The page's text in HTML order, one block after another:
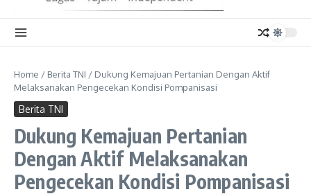
Home / Berita TNI / Dukung Kemajuan Pertanian Dengan Aktif
Melaksanakan Pengecekan Kondisi Pompanisasi
Berita TNI
Dukung Kemajuan Pertanian
Dengan Aktif Melaksanakan
Pengecekan Kondisi Pompanisasi